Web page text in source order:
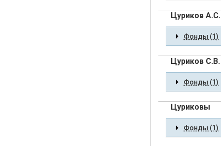
Цуриков А.С.
Фонды (1)
Цуриков С.В.
Фонды (1)
Цуриковы
Фонды (1)